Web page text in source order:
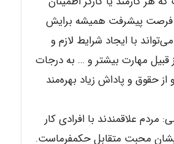
فرصت پیشرفت همیشه برایش
با ایجاد شرایط لازم و
قبیل مهارت بیشتر و … به درجات
و از حقوق و پاداش زیاد بهره‌مند
علاقمندند با افرادی کار
محبت متقابل حکمفرماست.